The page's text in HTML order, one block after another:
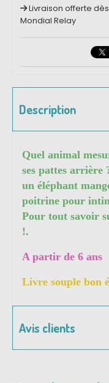
Livraison offerte
Mondial Relay
Description
Quel animal
ses pattes arrière
un éléphant
poitrine pour
Pour tout savoir
!.
A partir de 6 ans
Livre souple bon
Avis clients